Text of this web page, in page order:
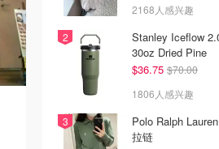
2168人感兴趣
Stanley Iceflow 2.0 吸管杯
30oz Dried Pine
$36.75 $70.00
1806人感兴趣
Polo Ralph Lauren 卫衣 四分
拉链